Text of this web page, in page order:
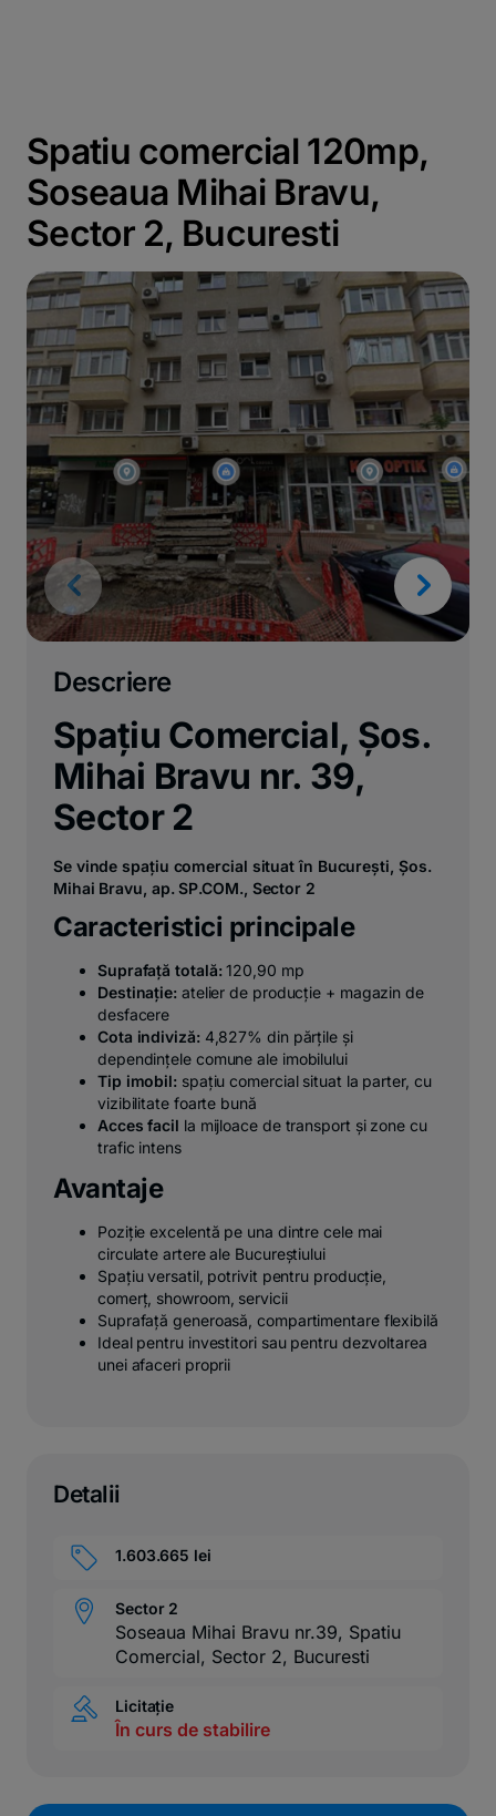
Spatiu comercial 120mp,
Soseaua Mihai Bravu,
Sector 2, Bucuresti
Descriere
Spațiu Comercial, Șos.
Mihai Bravu nr. 39,
Sector 2
Se vinde spațiu comercial situat în București, Șos.
Mihai Bravu, ap. SP.COM., Sector 2
Caracteristici principale
Suprafață totală: 120,90 mp
Destinație: atelier de producție + magazin de
desfacere
Cota indiviză: 4,827% din părțile și
dependințele comune ale imobilului
Tip imobil: spațiu comercial situat la parter, cu
vizibilitate foarte bună
Acces facil la mijloace de transport și zone cu
trafic intens
Avantaje
Poziție excelentă pe una dintre cele mai
circulate artere ale Bucureștiului
Spațiu versatil, potrivit pentru producție,
comerț, showroom, servicii
Suprafață generoasă, compartimentare flexibilă
Ideal pentru investitori sau pentru dezvoltarea
unei afaceri proprii
Detalii
1.603.665 lei
Sector 2
Soseaua Mihai Bravu nr.39, Spatiu
Comercial, Sector 2, Bucuresti
Licitație
În curs de stabilire